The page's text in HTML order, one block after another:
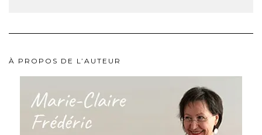
À PROPOS DE L’AUTEUR